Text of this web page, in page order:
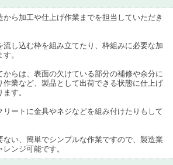
から加工や仕上げ作業までを担当していただき
流し込む枠を組み立てたり、枠組みに必要な加
。
からは、表面の欠けている部分の補修や余分に
作業など、製品として出荷できる状態に仕上げ
す。
リートに金具やネジなどを組み付けたりもして
ない、簡単でシンプルな作業ですので、製造業
ンジ可能です。